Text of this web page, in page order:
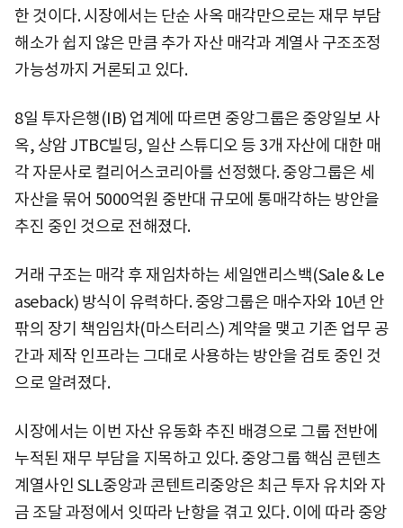
한 것이다. 시장에서는 단순 사옥 매각만으로는 재무 부담
해소가 쉽지 않은 만큼 추가 자산 매각과 계열사 구조조정
가능성까지 거론되고 있다.
8일 투자은행(IB) 업계에 따르면 중앙그룹은 중앙일보 사
옥, 상암 JTBC빌딩, 일산 스튜디오 등 3개 자산에 대한 매
각 자문사로 컬리어스코리아를 선정했다. 중앙그룹은 세
자산을 묶어 5000억원 중반대 규모에 통매각하는 방안을
추진 중인 것으로 전해졌다.
거래 구조는 매각 후 재임차하는 세일앤리스백(Sale & Le
aseback) 방식이 유력하다. 중앙그룹은 매수자와 10년 안
팎의 장기 책임임차(마스터리스) 계약을 맺고 기존 업무 공
간과 제작 인프라는 그대로 사용하는 방안을 검토 중인 것
으로 알려졌다.
시장에서는 이번 자산 유동화 추진 배경으로 그룹 전반에
누적된 재무 부담을 지목하고 있다. 중앙그룹 핵심 콘텐츠
계열사인 SLL중앙과 콘텐트리중앙은 최근 투자 유치와 자
금 조달 과정에서 잇따라 난항을 겪고 있다. 이에 따라 중앙